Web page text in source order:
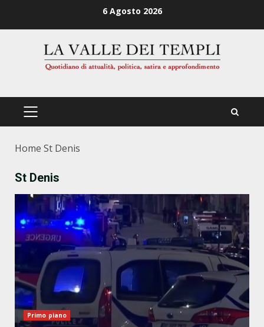
6 Agosto 2026
PRIMÄRES
Home St Denis
St Denis
Primo piano